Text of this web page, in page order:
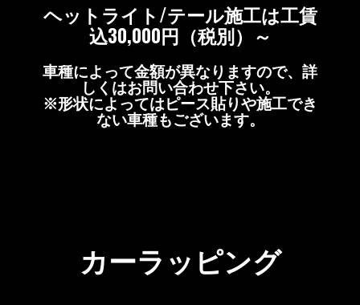
ヘットライト/テール施工は工賃
込30,000円（税別）～
車種によって金額が異なりますので、詳
しくはお問い合わせ下さい。
※形状によってはピース貼りや施工でき
ない車種もございます。
カーラッピング